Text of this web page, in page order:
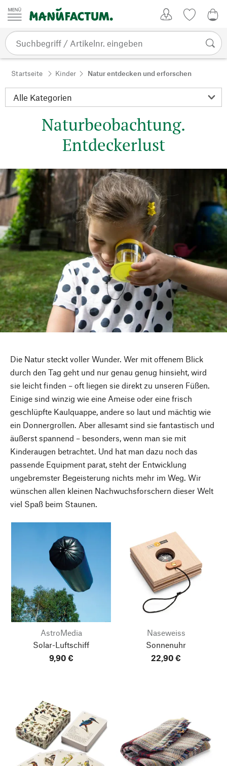
Zum Inhalt springen
Startseite Kinder Natur entdecken und erforschen
Naturbeobachtung.
Entdeckerlust
Die Natur steckt voller Wunder. Wer mit offenem Blick
durch den Tag geht und nur genau genug hinsieht, wird
sie leicht finden – oft liegen sie direkt zu unseren Füßen.
Einige sind winzig wie eine Ameise oder eine frisch
geschlüpfte Kaulquappe, andere so laut und mächtig wie
ein Donnergrollen. Aber allesamt sind sie fantastisch und
äußerst spannend – besonders, wenn man sie mit
Kinderaugen betrachtet. Und hat man dazu noch das
passende Equipment parat, steht der Entwicklung
ungebremster Begeisterung nichts mehr im Weg. Wir
wünschen allen kleinen Nachwuchsforschern dieser Welt
viel Spaß beim Staunen.
AstroMedia
Solar-Luftschiff
9,90 €
Naseweiss
Sonnenuhr
22,90 €